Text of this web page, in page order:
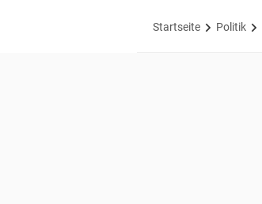
Startseite Politik